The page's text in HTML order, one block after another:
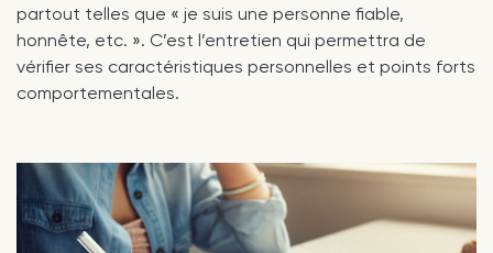
partout telles que « je suis une personne fiable,
honnête, etc. ». C’est l’entretien qui permettra de
vérifier ses caractéristiques personnelles et points forts
comportementales.